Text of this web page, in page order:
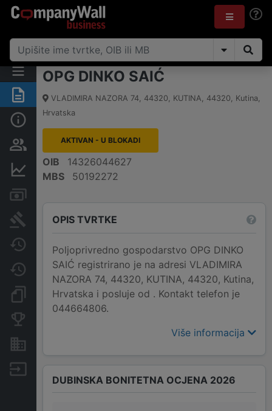
Sažetak
Osobe i vlasništvo
Sudske objave
Javne nabavke
Promjene
Dokumenti i objave
Izvoz
OPG DINKO SAIĆ
VLADIMIRA NAZORA 74, 44320, KUTINA, 44320, Kutina,
Hrvatska
AKTIVAN - U BLOKADI
OIB
14326044627
MBS
50192272
OPIS TVRTKE
Poljoprivredno gospodarstvo OPG DINKO
SAIĆ registrirano je na adresi VLADIMIRA
NAZORA 74, 44320, KUTINA, 44320, Kutina,
Hrvatska i posluje od . Kontakt telefon je
044664806.
Više informacija
DUBINSKA BONITETNA OCJENA 2026